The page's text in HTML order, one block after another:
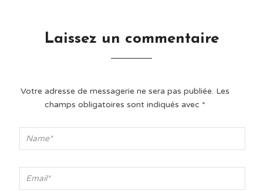
Laissez un commentaire
Votre adresse de messagerie ne sera pas publiée. Les
champs obligatoires sont indiqués avec *